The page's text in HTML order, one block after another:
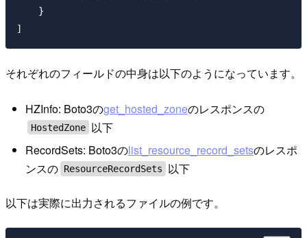
    }
それぞれのフィールドの中身は以下のようになっています。
HZInfo: Boto3のget_hosted_zoneのレスポンスの
HostedZone 以下
RecordSets: Boto3のlist_resource_record_setsのレスポ
ンスの ResourceRecordSets 以下
以下は実際に出力されるファイルの例です。